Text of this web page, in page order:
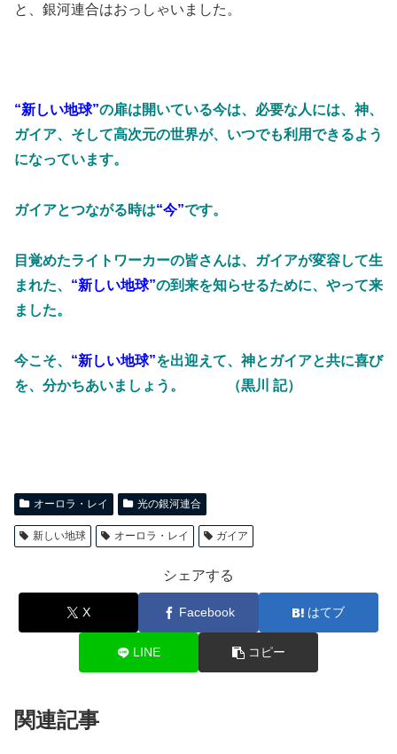
と、銀河連合はおっしゃいました。
“新しい地球”の扉は開いている今は、必要な人には、神、
ガイア、そして高次元の世界が、いつでも利用できるよう
になっています。
ガイアとつながる時は“今”です。
目覚めたライトワーカーの皆さんは、ガイアが変容して生
まれた、 “新しい地球”の到来を知らせるために、やって来
ました。
今こそ、 “新しい地球”を出迎えて、神とガイアと共に喜び
を、分かちあいましょう。 （黒川 記）
オーロラ・レイ 光の銀河連合
新しい地球 オーロラ・レイ ガイア
シェアする
X Facebook はてブ
LINE コピー
関連記事